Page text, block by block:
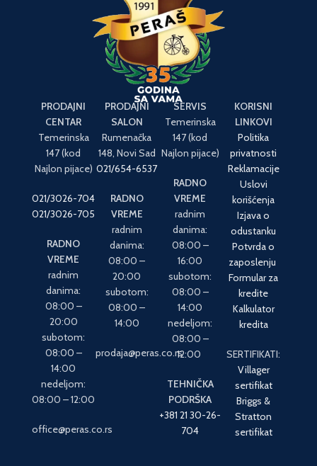
PRODAJNI
CENTAR
Temerinska
147 (kod
Najlon pijace)
021/3026-704
021/3026-705
RADNO
VREME
radnim
danima:
08:00 –
20:00
subotom:
08:00 –
14:00
nedeljom:
08:00 – 12:00
office@peras.co.rs
PRODAJNI
SALON
Rumenačka
148, Novi Sad
021/654-6537
RADNO
VREME
radnim
danima:
08:00 –
20:00
subotom:
08:00 –
14:00
prodaja@peras.co.rs
SERVIS
Temerinska
147 (kod
Najlon pijace)
RADNO
VREME
radnim
danima:
08:00 –
16:00
subotom:
08:00 –
14:00
nedeljom:
08:00 –
12:00
TEHNIČKA
PODRŠKA
+381 21 30-26-
704
KORISNI
LINKOVI
Politika
privatnosti
Reklamacije
Uslovi
korišćenja
Izjava o
odustanku
Potvrda o
zaposlenju
Formular za
kredite
Kalkulator
kredita
SERTIFIKATI:
Villager
sertifikat
Briggs &
Stratton
sertifikat